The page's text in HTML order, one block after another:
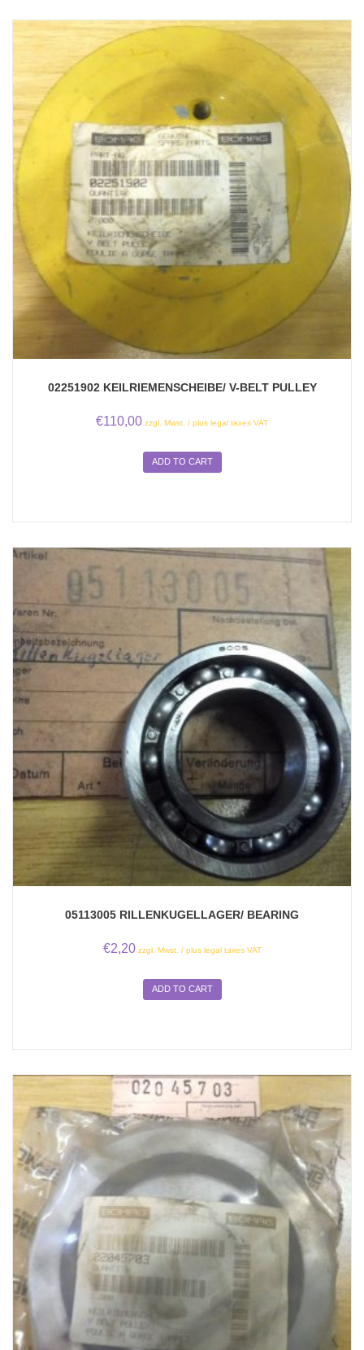
02251902 KEILRIEMENSCHEIBE/ V-BELT PULLEY
€110,00 zzgl. Mwst. / plus legal taxes VAT
ADD TO CART
05113005 RILLENKUGELLAGER/ BEARING
€2,20 zzgl. Mwst. / plus legal taxes VAT
ADD TO CART